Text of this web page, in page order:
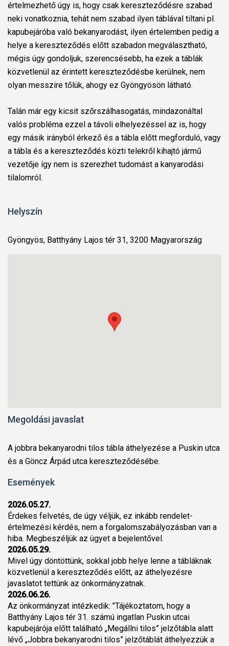
értelmezhető úgy is, hogy csak kereszteződésre szabad
neki vonatkoznia, tehát nem szabad ilyen táblával tiltani pl.
kapubejáróba való bekanyarodást, ilyen értelemben pedig a
helye a kereszteződés előtt szabadon megválasztható,
mégis úgy gondoljuk, szerencsésebb, ha ezek a táblák
közvetlenül az érintett kereszteződésbe kerülnek, nem
olyan messzire tőlük, ahogy ez Gyöngyösön látható.
Talán már egy kicsit szőrszálhasogatás, mindazonáltal
valós probléma ezzel a távoli elhelyezéssel az is, hogy
egy másik irányból érkező és a tábla előtt megforduló, vagy
a tábla és a kereszteződés közti telekről kihajtó jármű
vezetője így nem is szerezhet tudomást a kanyarodási
tilalomról.
Helyszín
Gyöngyös, Batthyány Lajos tér 31, 3200 Magyarország
Megoldási javaslat
A jobbra bekanyarodni tilos tábla áthelyezése a Puskin utca
és a Göncz Árpád utca kereszteződésébe.
Események
2026.05.27.
Érdekes felvetés, de úgy véljük, ez inkább rendelet-
értelmezési kérdés, nem a forgalomszabályozásban van a
hiba. Megbeszéljük az ügyet a bejelentővel.
2026.05.29.
Mivel úgy döntöttünk, sokkal jobb helye lenne a tábláknak
közvetlenül a kereszteződés előtt, az áthelyezésre
javaslatot tettünk az önkormányzatnak.
2026.06.26.
Az önkormányzat intézkedik: "Tájékoztatom, hogy a
Batthyány Lajos tér 31. számú ingatlan Puskin utcai
kapubejárója előtt található „Megállni tilos” jelzőtábla alatt
lévő „Jobbra bekanyarodni tilos” jelzőtáblát áthelyezzük a